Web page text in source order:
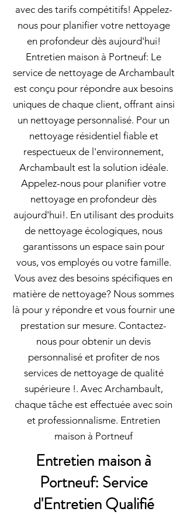
avec des tarifs compétitifs! Appelez-
nous pour planifier votre nettoyage
en profondeur dès aujourd'hui!
Entretien maison à Portneuf: Le
service de nettoyage de Archambault
est conçu pour répondre aux besoins
uniques de chaque client, offrant ainsi
un nettoyage personnalisé. Pour un
nettoyage résidentiel fiable et
respectueux de l'environnement,
Archambault est la solution idéale.
Appelez-nous pour planifier votre
nettoyage en profondeur dès
aujourd'hui!. En utilisant des produits
de nettoyage écologiques, nous
garantissons un espace sain pour
vous, vos employés ou votre famille.
Vous avez des besoins spécifiques en
matière de nettoyage? Nous sommes
là pour y répondre et vous fournir une
prestation sur mesure. Contactez-
nous pour obtenir un devis
personnalisé et profiter de nos
services de nettoyage de qualité
supérieure !. Avec Archambault,
chaque tâche est effectuée avec soin
et professionnalisme. Entretien
maison à Portneuf
Entretien maison à
Portneuf: Service
d'Entretien Qualifié